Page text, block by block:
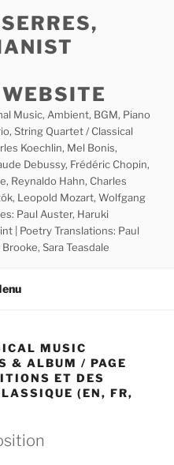
Music, Ambient, BGM, Piano
String Quartet / Classical
Koechlin, Mel Bonis,
Debussy, Frédéric Chopin,
Reynaldo Hahn, Charles
Leopold Mozart, Wolfgang
Paul Auster, Haruki
| Poetry Translations: Paul
Sara Teasdale
MUSIC
& ALBUM / PAGE
ET DES
(EN, FR,